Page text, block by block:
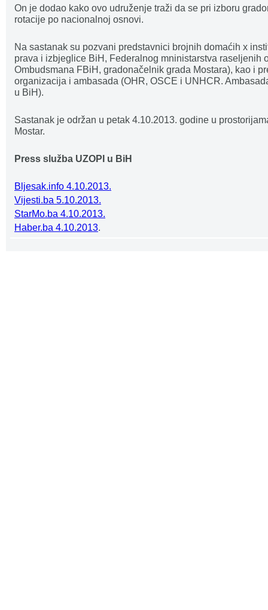
On je dodao kako ovo udruženje traži da se pri izboru
rotacije po nacionalnoj osnovi.
Na sastanak su pozvani predstavnici brojnih domaćih x
prava i izbjeglice BiH, Federalnog mninistarstva raseljenih
Ombudsmana FBiH, gradonačelnik grada Mostara), kao i
organizacija i ambasada (OHR, OSCE i UNHCR.
u BiH).
Sastanak je održan u petak 4.10.2013. godine u
Mostar.
Press služba UZOPI u BiH
Bljesak.info 4.10.2013.
Vijesti.ba 5.10.2013.
StarMo.ba 4.10.2013.
Haber.ba 4.10.2013.